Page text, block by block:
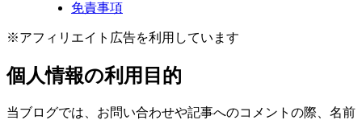
免責事項
※アフィリエイト広告を利用しています
個人情報の利用目的
当ブログでは、お問い合わせや記事へのコメントの際、名前